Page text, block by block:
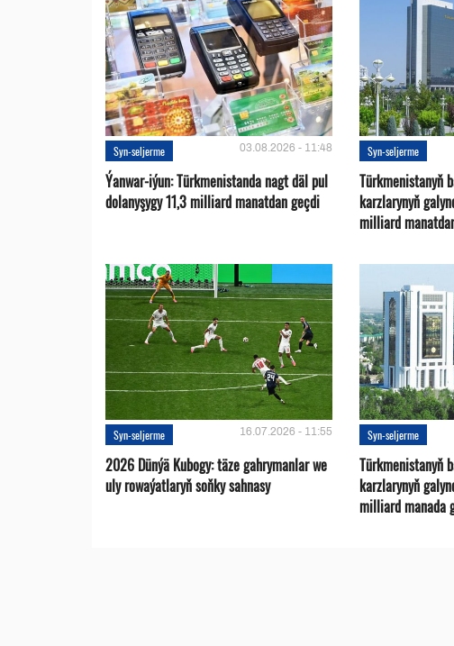
Syn-seljerme 03.08.2026 - 11:48
Ýanwar-iýun: Türkmenistanda nagt däl pul
dolanyşygy 11,3 milliard manatdan geçdi
Syn-seljerme
Türkmenistanyň
karzlarynyň
milliard
Syn-seljerme 16.07.2026 - 11:55
2026 Dünýä Kubogy: täze gahrymanlar we
uly rowaýatlaryň soňky sahnasy
Syn-seljerme
Türkmenistanyň
karzlarynyň
milliard manada